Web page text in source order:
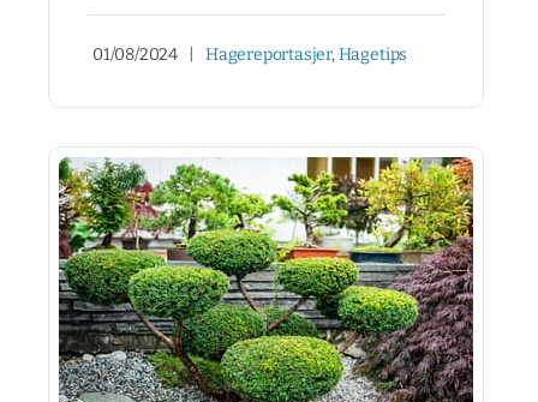
01/08/2024 Hagereportasjer,Hagetips